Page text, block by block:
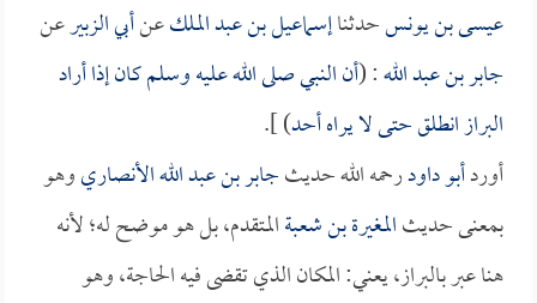
عيسى بن يونسحدثناإسماعيل بن عبد الملكعنأبي الزبيرعن
جابر بن عبد الله: (أن النبي صلى الله عليه وسلم كان إذا أراد
البراز انطلق حتى لا يراه أحد) ].
أوردأبو داودرحمه الله حديثجابر بن عبد الله الأنصاريوهو
بمعنى حديثالمغيرة بن شعبةالمتقدم، بل هو موضح له؛ لأنه
هنا عبر بالبراز، يعني: المكان الذي تقضى فيه الحاجة، وهو